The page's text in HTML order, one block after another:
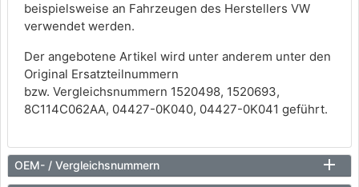
beispielsweise an Fahrzeugen des Herstellers VW
verwendet werden.
Der angebotene Artikel wird unter anderem unter den
Original Ersatzteilnummern
bzw. Vergleichsnummern 1520498, 1520693,
8C114C062AA, 04427-0K040, 04427-0K041 geführt.
OEM- / Vergleichsnummern